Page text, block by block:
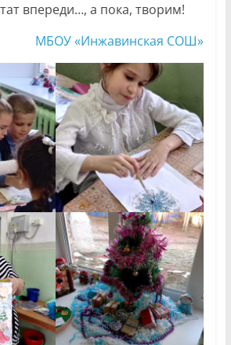
впереди…, а пока, творим!
МБОУ «Инжавинская СОШ»